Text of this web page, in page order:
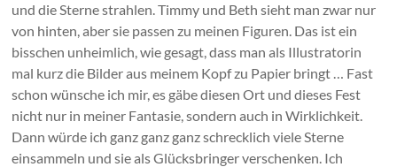
und die Sterne strahlen. Timmy und Beth sieht man zwar nur
von hinten, aber sie passen zu meinen Figuren. Das ist ein
bisschen unheimlich, wie gesagt, dass man als Illustratorin
mal kurz die Bilder aus meinem Kopf zu Papier bringt … Fast
schon wünsche ich mir, es gäbe diesen Ort und dieses Fest
nicht nur in meiner Fantasie, sondern auch in Wirklichkeit.
Dann würde ich ganz ganz ganz schrecklich viele Sterne
einsammeln und sie als Glücksbringer verschenken. Ich